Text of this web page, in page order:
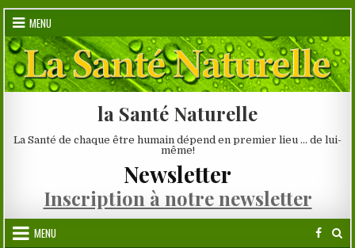
Skip
content
MENU
la Santé Naturelle
La Santé de chaque être humain dépend en premier lieu … de lui-
même!
Newsletter
Inscription à notre newsletter
MENU